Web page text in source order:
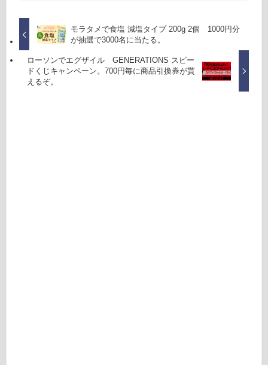
モラタメで食塩 減塩タイプ 200g 2個 1000円分
が抽選で3000名に当たる。
ローソンでエグザイル GENERATIONS スピー
ドくじキャンペーン。700円毎に商品引換券が貰
えるぞ。